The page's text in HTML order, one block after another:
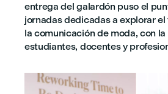
entrega del galardón puso el
jornadas dedicadas a explorar
la comunicación de moda, con
estudiantes, docentes y